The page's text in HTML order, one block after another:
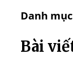
Danh
Bài